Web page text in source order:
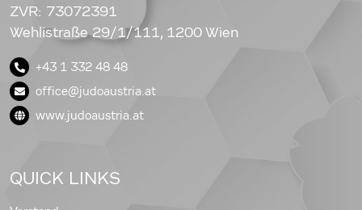
ZVR: 73072391
Wehlistraße 29/1/111, 1200 Wien
+43 1 332 48 48
office@judoaustria.at
www.judoaustria.at
QUICK LINKS